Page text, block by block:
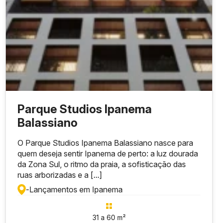
Parque Studios Ipanema
Balassiano
O Parque Studios Ipanema Balassiano nasce para
quem deseja sentir Ipanema de perto: a luz dourada
da Zona Sul, o ritmo da praia, a sofisticação das
ruas arborizadas e a [...]
-Lançamentos em Ipanema
31 a 60 m²